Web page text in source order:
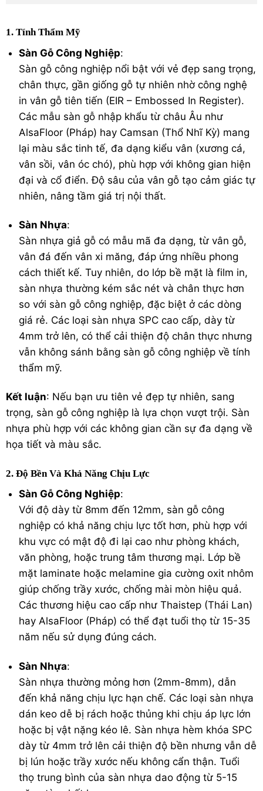
1. Tính Thẩm Mỹ
Sàn Gỗ Công Nghiệp:
Sàn gỗ công nghiệp nổi bật với vẻ đẹp sang trọng,
chân thực, gần giống gỗ tự nhiên nhờ công nghệ
in vân gỗ tiên tiến (EIR – Embossed In Register).
Các mẫu sàn gỗ nhập khẩu từ châu Âu như
AlsaFloor (Pháp) hay Camsan (Thổ Nhĩ Kỳ) mang
lại màu sắc tinh tế, đa dạng kiểu vân (xương cá,
vân sồi, vân óc chó), phù hợp với không gian hiện
đại và cổ điển. Độ sâu của vân gỗ tạo cảm giác tự
nhiên, nâng tầm giá trị nội thất.
Sàn Nhựa:
Sàn nhựa giả gỗ có mẫu mã đa dạng, từ vân gỗ,
vân đá đến vân xi măng, đáp ứng nhiều phong
cách thiết kế. Tuy nhiên, do lớp bề mặt là film in,
sàn nhựa thường kém sắc nét và chân thực hơn
so với sàn gỗ công nghiệp, đặc biệt ở các dòng
giá rẻ. Các loại sàn nhựa SPC cao cấp, dày từ
4mm trở lên, có thể cải thiện độ chân thực nhưng
vẫn không sánh bằng sàn gỗ công nghiệp về tính
thẩm mỹ.
Kết luận: Nếu bạn ưu tiên vẻ đẹp tự nhiên, sang
trọng, sàn gỗ công nghiệp là lựa chọn vượt trội. Sàn
nhựa phù hợp với các không gian cần sự đa dạng về
họa tiết và màu sắc.
2. Độ Bền Và Khả Năng Chịu Lực
Sàn Gỗ Công Nghiệp:
Với độ dày từ 8mm đến 12mm, sàn gỗ công
nghiệp có khả năng chịu lực tốt hơn, phù hợp với
khu vực có mật độ đi lại cao như phòng khách,
văn phòng, hoặc trung tâm thương mại. Lớp bề
mặt laminate hoặc melamine gia cường oxit nhôm
giúp chống trầy xước, chống mài mòn hiệu quả.
Các thương hiệu cao cấp như Thaistep (Thái Lan)
hay AlsaFloor (Pháp) có thể đạt tuổi thọ từ 15-35
năm nếu sử dụng đúng cách.
Sàn Nhựa:
Sàn nhựa thường mỏng hơn (2mm-8mm), dẫn
đến khả năng chịu lực hạn chế. Các loại sàn nhựa
dán keo dễ bị rách hoặc thủng khi chịu áp lực lớn
hoặc bị vật nặng kéo lê. Sàn nhựa hèm khóa SPC
dày từ 4mm trở lên cải thiện độ bền nhưng vẫn dễ
bị lún hoặc trầy xước nếu không cẩn thận. Tuổi
thọ trung bình của sàn nhựa dao động từ 5-15